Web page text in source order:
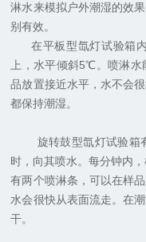
淋水来模拟户外潮湿的效
别有效。
在平板型氙灯试验箱
上，水平倾斜5℃ 。喷淋
品放置接近水平，水不会
都保持潮湿。
旋转鼓型氙灯试验箱
时，向其喷水。每分钟内
有两个喷淋条，可以在样
水会很快从表面流走。在
干。